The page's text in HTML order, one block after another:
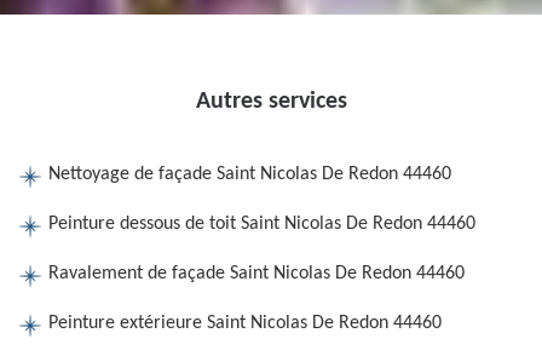
Autres services
Nettoyage de façade Saint Nicolas De Redon 44460
Peinture dessous de toit Saint Nicolas De Redon 44460
Ravalement de façade Saint Nicolas De Redon 44460
Peinture extérieure Saint Nicolas De Redon 44460